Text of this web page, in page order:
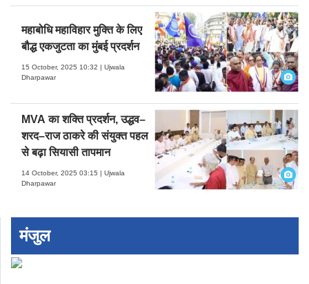
महाबोधि महाविहार मुक्ति के लिए
बौद्ध एकजुटता का मुंबई प्रदर्शन
15 October, 2025 10:32 | Ujwala
Dharpawar
MVA का शक्ति प्रदर्शन, उद्धव–
शरद–राज ठाकरे की संयुक्त पहल
से बढ़ा सियासी तापमान
14 October, 2025 03:15 | Ujwala
Dharpawar
मंजुल